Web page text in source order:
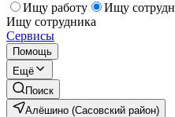
Ищу работу
Ищу
Ищу сотрудника
Сервисы
Помощь
Ещё
Поиск
Алёшино (Сасовский район)